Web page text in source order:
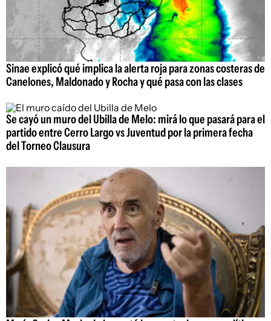
Sinae explicó qué implica la alerta roja para zonas costeras de
Canelones, Maldonado y Rocha y qué pasa con las clases
Se cayó un muro del Ubilla de Melo: mirá lo que pasará para el
partido entre Cerro Largo vs Juventud por la primera fecha
del Torneo Clausura